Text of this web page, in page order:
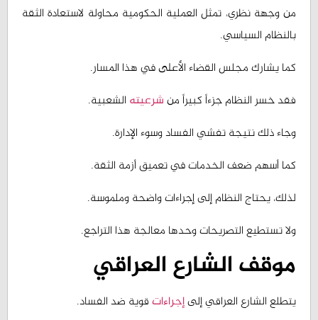
بالنظام السياسي.
كما يشارك مجلس القضاء الأعلى في هذا المسار.
فقد خسر النظام جزءاً كبيراً منشرعيتهالشعبية.
وجاء ذلك نتيجة تفشي الفساد وسوء الإدارة.
كما أسهم ضعف الخدمات في تعميق أزمة الثقة.
لذلك، يحتاج النظام إلى إجراءات واضحة وملموسة.
ولا تستطيع التصريحات وحدها معالجة هذا التراجع.
موقف الشارع العراقي
يتطلع الشارع العراقي إلىإجراءاتقوية ضد الفساد.
كما يريد رؤية المحاسبة تطال المتورطين الحقيقيين.